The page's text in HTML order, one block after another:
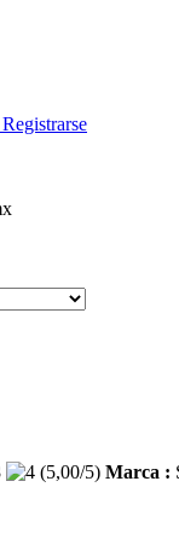
Registrarse
(5,00/5) Marca :